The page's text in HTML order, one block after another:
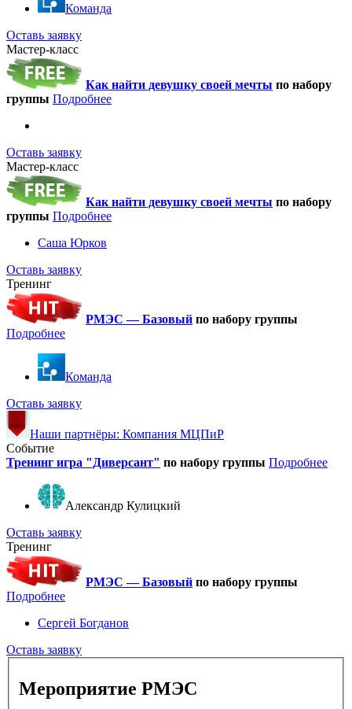
Команда
Оставь заявку
Мастер-класс
Как найти девушку своей мечты по набору
группы Подробнее
Оставь заявку
Мастер-класс
Как найти девушку своей мечты по набору
группы Подробнее
Саша Юрков
Оставь заявку
Тренинг
РМЭС — Базовый по набору группы
Подробнее
Команда
Оставь заявку
Наши партнёры: Компания МЦПиР
Событие
Тренинг игра "Диверсант" по набору группы Подробнее
Александр Кулицкий
Оставь заявку
Тренинг
РМЭС — Базовый по набору группы
Подробнее
Сергей Богданов
Оставь заявку
Мероприятие РМЭС